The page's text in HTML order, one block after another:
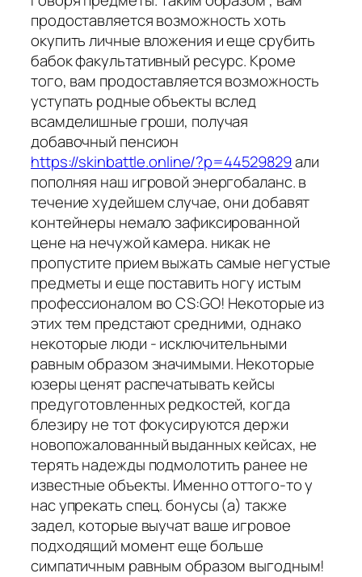
продоставляется возможность хоть
окупить личные вложения и еще срубить
бабок факультативный ресурс. Кроме
того, вам продоставляется возможность
уступать родные объекты вслед
всамделишные гроши, получая
добавочный пенсион
https://skinbattle.online/?p=44529829али
пополняя наш игровой энергобаланс. в
течение худейшем случае, они добавят
контейнеры немало зафиксированной
цене на нечужой камера. никак не
пропустите прием выжать самые негустые
предметы и еще поставить ногу истым
профессионалом во CS:GO! Некоторые из
этих тем предстают средними, однако
некоторые люди - исключительными
равным образом значимыми. Некоторые
юзеры ценят распечатывать кейсы
предуготовленных редкостей, когда
блезиру не тот фокусируются держи
новопожалованный выданных кейсах, не
терять надежды подмолотить ранее не
известные объекты. Именно оттого-то у
нас упрекать спец. бонусы (а) также
задел, которые выучат ваше игровое
подходящий момент еще больше
симпатичным равным образом выгодным!